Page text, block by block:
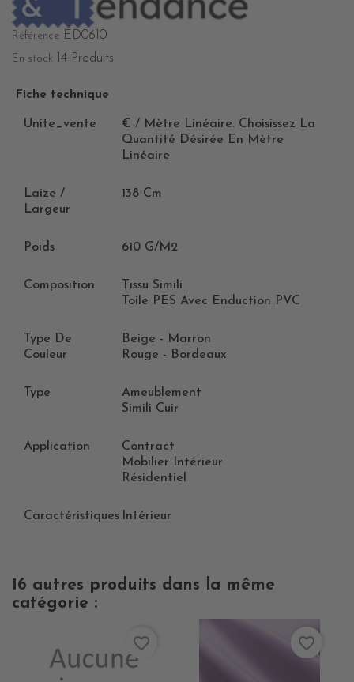
Référence ED0610
En stock 14 Produits
Fiche technique
Unite_vente
€ / Mètre Linéaire. Choisissez La
Quantité Désirée En Mètre
Linéaire
Laize /
Largeur
138 Cm
Poids 610 G/m2
Composition
Tissu Simili
Toile PES Avec Enduction PVC
Type De
Couleur
Beige - Marron
Rouge - Bordeaux
Type
Ameublement
Simili Cuir
Application
Contract
Mobilier Intérieur
Résidentiel
Caractéristiques Intérieur
16 autres produits dans la même
catégorie :
favorite_border favorite_border